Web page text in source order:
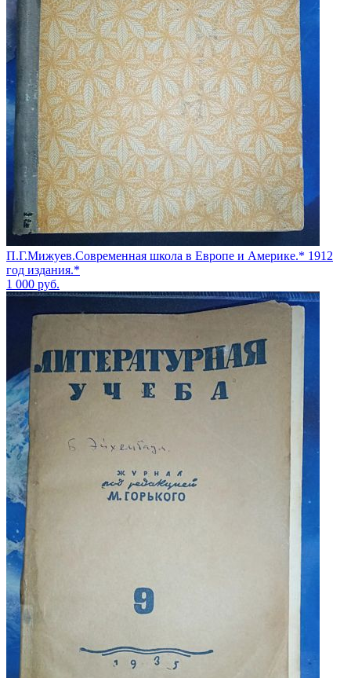
П.Г.Мижуев.Современная школа в Европе и Америке.* 1912
год издания.*
1 000 руб.